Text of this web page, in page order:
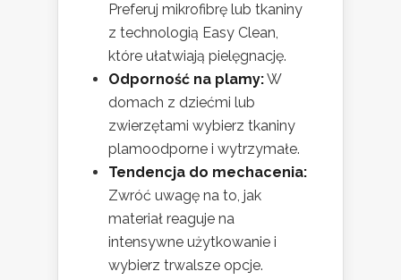
Preferuj mikrofibrę lub tkaniny
z technologią Easy Clean,
które ułatwiają pielęgnację.
Odporność na plamy:W
domach z dziećmi lub
zwierzętami wybierz tkaniny
plamoodporne i wytrzymałe.
Tendencja do mechacenia:
Zwróć uwagę na to, jak
materiał reaguje na
intensywne użytkowanie i
wybierz trwalsze opcje.